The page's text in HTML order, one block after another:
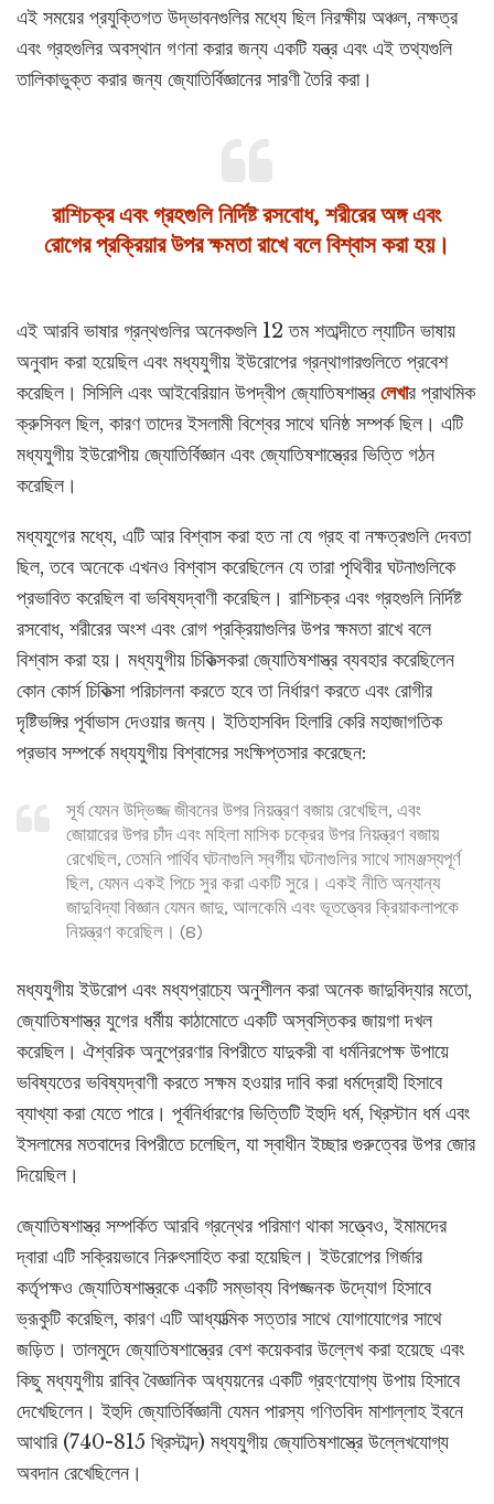
এই সময়ের প্রযুক্তিগত উদ্ভাবনগুলির মধ্যে ছিল নিরক্ষীয় অঞ্চল, নক্ষত্র
এবং গ্রহগুলির অবস্থান গণনা করার জন্য একটি যন্ত্র এবং এই তথ্যগুলি
তালিকাভুক্ত করার জন্য জ্যোতির্বিজ্ঞানের সারণী তৈরি করা।
রাশিচক্র এবং গ্রহগুলি নির্দিষ্ট রসবোধ, শরীরের অঙ্গ এবং
রোগের প্রক্রিয়ার উপর ক্ষমতা রাখে বলে বিশ্বাস করা হয়।
এই আরবি ভাষার গ্রন্থগুলির অনেকগুলি 12 তম শতাব্দীতে ল্যাটিন ভাষায়
অনুবাদ করা হয়েছিল এবং মধ্যযুগীয় ইউরোপের গ্রন্থাগারগুলিতে প্রবেশ
করেছিল। সিসিলি এবং আইবেরিয়ান উপদ্বীপ জ্যোতিষশাস্ত্র লেখার প্রাথমিক
ক্রুসিবল ছিল, কারণ তাদের ইসলামী বিশ্বের সাথে ঘনিষ্ঠ সম্পর্ক ছিল। এটি
মধ্যযুগীয় ইউরোপীয় জ্যোতির্বিজ্ঞান এবং জ্যোতিষশাস্ত্রের ভিত্তি গঠন
করেছিল।
মধ্যযুগের মধ্যে, এটি আর বিশ্বাস করা হত না যে গ্রহ বা নক্ষত্রগুলি দেবতা
ছিল, তবে অনেকে এখনও বিশ্বাস করেছিলেন যে তারা পৃথিবীর ঘটনাগুলিকে
প্রভাবিত করেছিল বা ভবিষ্যদ্বাণী করেছিল। রাশিচক্র এবং গ্রহগুলি নির্দিষ্ট
রসবোধ, শরীরের অংশ এবং রোগ প্রক্রিয়াগুলির উপর ক্ষমতা রাখে বলে
বিশ্বাস করা হয়। মধ্যযুগীয় চিকিত্সকরা জ্যোতিষশাস্ত্র ব্যবহার করেছিলেন
কোন কোর্স চিকিত্সা পরিচালনা করতে হবে তা নির্ধারণ করতে এবং রোগীর
দৃষ্টিভঙ্গির পূর্বাভাস দেওয়ার জন্য। ইতিহাসবিদ হিলারি কেরি মহাজাগতিক
প্রভাব সম্পর্কে মধ্যযুগীয় বিশ্বাসের সংক্ষিপ্তসার করেছেন:
সূর্য যেমন উদ্ভিজ্জ জীবনের উপর নিয়ন্ত্রণ বজায় রেখেছিল, এবং
জোয়ারের উপর চাঁদ এবং মহিলা মাসিক চক্রের উপর নিয়ন্ত্রণ বজায়
রেখেছিল, তেমনি পার্থিব ঘটনাগুলি স্বর্গীয় ঘটনাগুলির সাথে সামঞ্জস্যপূর্ণ
ছিল, যেমন একই পিচে সুর করা একটি সুরে। একই নীতি অন্যান্য
জাদুবিদ্যা বিজ্ঞান যেমন জাদু, আলকেমি এবং ভূতত্ত্বের ক্রিয়াকলাপকে
নিয়ন্ত্রণ করেছিল। (8)
মধ্যযুগীয় ইউরোপ এবং মধ্যপ্রাচ্যে অনুশীলন করা অনেক জাদুবিদ্যার মতো,
জ্যোতিষশাস্ত্র যুগের ধর্মীয় কাঠামোতে একটি অস্বস্তিকর জায়গা দখল
করেছিল। ঐশ্বরিক অনুপ্রেরণার বিপরীতে যাদুকরী বা ধর্মনিরপেক্ষ উপায়ে
ভবিষ্যতের ভবিষ্যদ্বাণী করতে সক্ষম হওয়ার দাবি করা ধর্মদ্রোহী হিসাবে
ব্যাখ্যা করা যেতে পারে। পূর্বনির্ধারণের ভিত্তিটি ইহুদি ধর্ম, খ্রিস্টান ধর্ম এবং
ইসলামের মতবাদের বিপরীতে চলেছিল, যা স্বাধীন ইচ্ছার গুরুত্বের উপর জোর
দিয়েছিল।
জ্যোতিষশাস্ত্র সম্পর্কিত আরবি গ্রন্থের পরিমাণ থাকা সত্ত্বেও, ইমামদের
দ্বারা এটি সক্রিয়ভাবে নিরুৎসাহিত করা হয়েছিল। ইউরোপের গির্জার
কর্তৃপক্ষও জ্যোতিষশাস্ত্রকে একটি সম্ভাব্য বিপজ্জনক উদ্যোগ হিসাবে
ভ্রূকুটি করেছিল, কারণ এটি আধ্যাত্মিক সত্তার সাথে যোগাযোগের সাথে
জড়িত। তালমুদে জ্যোতিষশাস্ত্রের বেশ কয়েকবার উল্লেখ করা হয়েছে এবং
কিছু মধ্যযুগীয় রাব্বি বৈজ্ঞানিক অধ্যয়নের একটি গ্রহণযোগ্য উপায় হিসাবে
দেখেছিলেন। ইহুদি জ্যোতির্বিজ্ঞানী যেমন পারস্য গণিতবিদ মাশাল্লাহ ইবনে
আথারি (740-815 খ্রিস্টাব্দ) মধ্যযুগীয় জ্যোতিষশাস্ত্রে উল্লেখযোগ্য
অবদান রেখেছিলেন।